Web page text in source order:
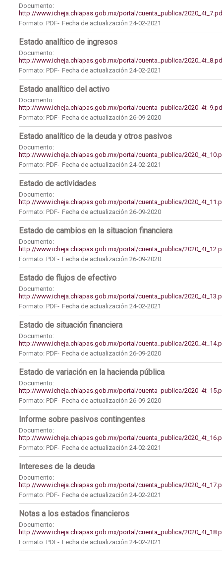
Documento:
http://www.icheja.chiapas.gob.mx/portal/cuenta_publica/
Formato: PDF- Fecha de actualización 24-02-2021
Estado analítico de ingresos
Documento:
http://www.icheja.chiapas.gob.mx/portal/cuenta_publica/
Formato: PDF- Fecha de actualización 24-02-2021
Estado analítico del activo
Documento:
http://www.icheja.chiapas.gob.mx/portal/cuenta_publica/
Formato: PDF- Fecha de actualización 26-09-2020
Estado analítico de la deuda y otros pasivos
Documento:
http://www.icheja.chiapas.gob.mx/portal/cuenta_publica/
Formato: PDF- Fecha de actualización 24-02-2021
Estado de actividades
Documento:
http://www.icheja.chiapas.gob.mx/portal/cuenta_publica/
Formato: PDF- Fecha de actualización 26-09-2020
Estado de cambios en la situacion financiera
Documento:
http://www.icheja.chiapas.gob.mx/portal/cuenta_publica/
Formato: PDF- Fecha de actualización 26-09-2020
Estado de flujos de efectivo
Documento:
http://www.icheja.chiapas.gob.mx/portal/cuenta_publica/
Formato: PDF- Fecha de actualización 24-02-2021
Estado de situación financiera
Documento:
http://www.icheja.chiapas.gob.mx/portal/cuenta_publica/
Formato: PDF- Fecha de actualización 26-09-2020
Estado de variación en la hacienda pública
Documento:
http://www.icheja.chiapas.gob.mx/portal/cuenta_publica/
Formato: PDF- Fecha de actualización 26-09-2020
Informe sobre pasivos contingentes
Documento:
http://www.icheja.chiapas.gob.mx/portal/cuenta_publica/
Formato: PDF- Fecha de actualización 24-02-2021
Intereses de la deuda
Documento:
http://www.icheja.chiapas.gob.mx/portal/cuenta_publica/
Formato: PDF- Fecha de actualización 24-02-2021
Notas a los estados financieros
Documento:
http://www.icheja.chiapas.gob.mx/portal/cuenta_publica/
Formato: PDF- Fecha de actualización 24-02-2021